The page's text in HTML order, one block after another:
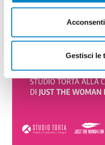
Gestisci le
pilastro dei valori di
2025, si è tradotta [&